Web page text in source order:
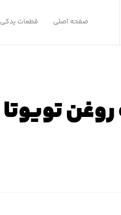
صفحه اصلی قطعات یدکی